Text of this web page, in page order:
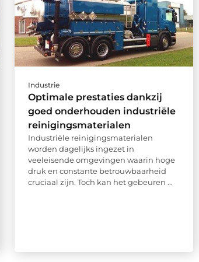
Industrie
Optimale prestaties dankzij
goed onderhouden industriële
reinigingsmaterialen
Industriële reinigingsmaterialen
worden dagelijks ingezet in
veeleisende omgevingen waarin hoge
druk en constante betrouwbaarheid
cruciaal zijn. Toch kan het gebeuren ...